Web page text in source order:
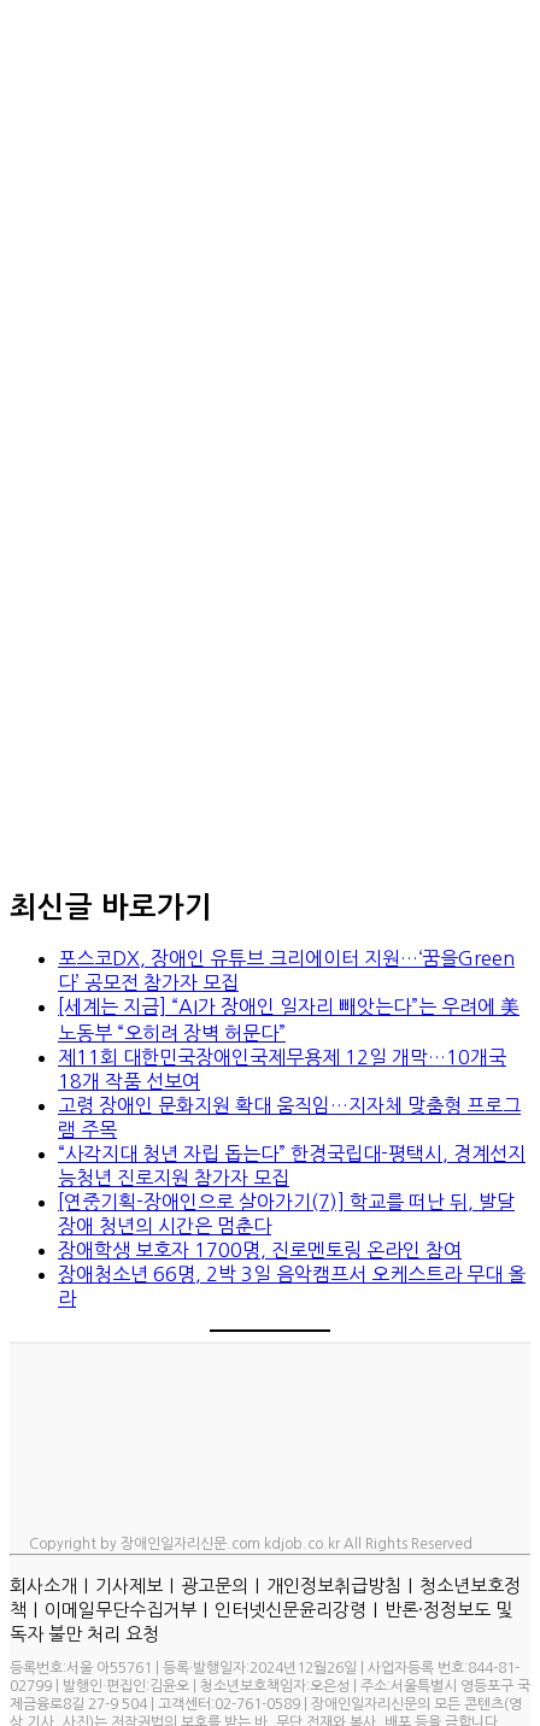
최신글 바로가기
포스코DX, 장애인 유튜브 크리에이터 지원…‘꿈을Green
다’ 공모전 참가자 모집
[세계는 지금] “AI가 장애인 일자리 빼앗는다”는 우려에 美
노동부 “오히려 장벽 허문다”
제11회 대한민국장애인국제무용제 12일 개막…10개국
18개 작품 선보여
고령 장애인 문화지원 확대 움직임…지자체 맞춤형 프로그
램 주목
“사각지대 청년 자립 돕는다” 한경국립대-평택시, 경계선지
능청년 진로지원 참가자 모집
[연중기획-장애인으로 살아가기(7)] 학교를 떠난 뒤, 발달
장애 청년의 시간은 멈춘다
장애학생 보호자 1700명, 진로멘토링 온라인 참여
장애청소년 66명, 2박 3일 음악캠프서 오케스트라 무대 올
라
Copyright by 장애인일자리신문.com kdjob.co.kr All Rights Reserved
회사소개 ㅣ 기사제보 ㅣ 광고문의 ㅣ 개인정보취급방침 ㅣ 청소년보호정
책 ㅣ 이메일무단수집거부 ㅣ 인터넷신문윤리강령 ㅣ 반론·정정보도 및
독자 불만 처리 요청
등록번호:서울 아55761 | 등록·발행일자:2024년12월26일 | 사업자등록 번호:844-81-
02799 | 발행인·편집인:김윤오 | 청소년보호책임자:오은성 | 주소:서울특별시 영등포구 국
제금융로8길 27-9 504 | 고객센터:02-761-0589 | 장애인일자리신문의 모든 콘텐츠(영
상,기사, 사진)는 저작권법의 보호를 받는 바, 무단 전재와 복사, 배포 등을 금합니다.